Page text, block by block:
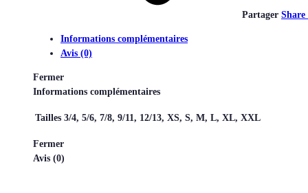
Partager Share
Informations complémentaires
Avis (0)
Fermer
Informations complémentaires
Tailles 3/4, 5/6, 7/8, 9/11, 12/13, XS, S, M, L, XL, XXL
Fermer
Avis (0)